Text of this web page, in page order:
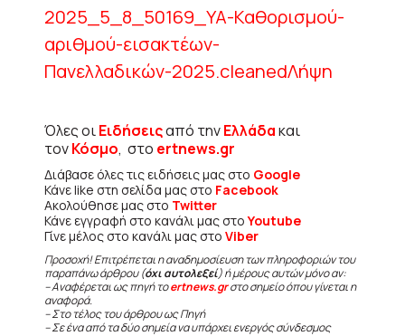
2025_5_8_50169_ΥΑ-Καθορισμού-
αριθμού-εισακτέων-
Πανελλαδικών-2025.cleanedΛήψη
Όλες οιΕιδήσειςαπό τηνΕλλάδακαι
τονΚόσμο, στο ertnews.gr
Διάβασε όλες τις ειδήσεις μας στο Google
Κάνε like στη σελίδα μας στο Facebook
Ακολούθησε μας στο Twitter
Κάνε εγγραφή στο κανάλι μας στοYoutube
Γίνε μέλος στο κανάλι μας στο Viber
Προσοχή! Επιτρέπεται η αναδημοσίευση των πληροφοριών του
παραπάνω άρθρου (όχι αυτολεξεί) ή μέρους αυτών μόνο αν:
– Αναφέρεται ως πηγή τοertnews.grστο σημείο όπου γίνεται η
αναφορά.
– Στο τέλος του άρθρου ως Πηγή
– Σε ένα από τα δύο σημεία να υπάρχει ενεργός σύνδεσμος